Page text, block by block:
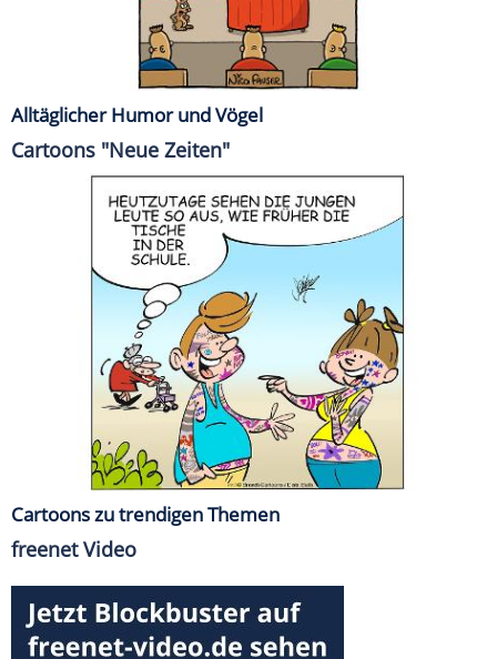
Alltäglicher Humor und Vögel
Cartoons "Neue Zeiten"
Cartoons zu trendigen Themen
freenet Video